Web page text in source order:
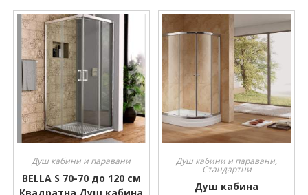
Душ кабини и паравани
BELLA S 70-70 до 120 см
Душ кабини и паравани,
Стандартни
Душ кабина